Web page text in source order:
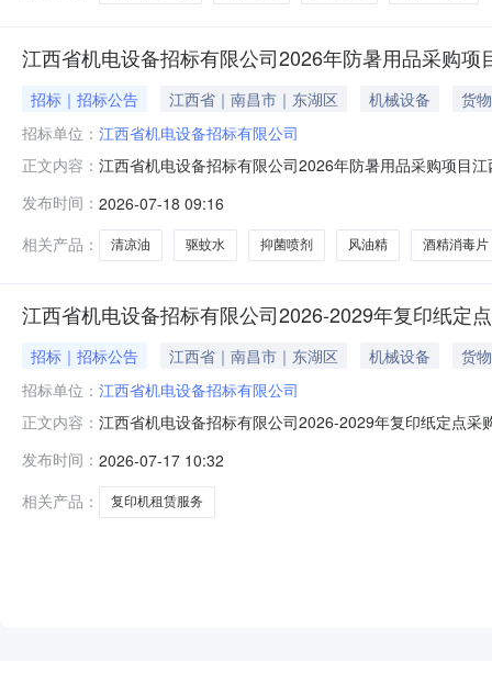
江西省机电设备招标有限公司2026年防暑用品采购项
招标｜招标公告 江西省｜南昌市｜东湖区 机械设备
货物
招标单位： 江西省机电设备招标有限公司
正文内容： 江西省机电设备招标有限公司2026年防暑用品采购项目
要求1.采购清单：详见附件1。2.质量标准：所有交付产
得少于总保质期的
发布时间： 2026-07-18 09:16
相关产品：
清凉油 驱蚊水 抑菌喷剂 风油精 酒精消毒片
江西省机电设备招标有限公司2026-2029年复印纸定
招标｜招标公告 江西省｜南昌市｜东湖区 机械设备
货物
招标单位： 江西省机电设备招标有限公司
正文内容： 江西省机电设备招标有限公司2026-2029年复印纸定点
鹰潭分公司1台，九江分公司1台，注：九江分公司现有
印量计算租
发布时间： 2026-07-17 10:32
相关产品：
复印机租赁服务